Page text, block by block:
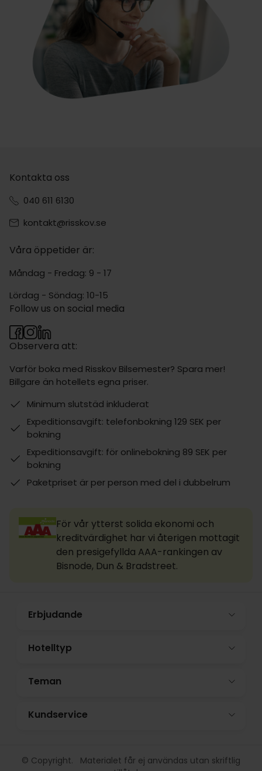
Kontakta oss
040 611 6130
kontakt@risskov.se
Våra öppetider är:
Måndag - Fredag: 9 - 17
Lördag - Söndag: 10-15
Observera att:
Varför boka med Risskov Bilsemester? Spara mer!
Billgare än hotellets egna priser.
Minimum slutstäd inkluderat
Expeditionsavgift: telefonbokning 129 SEK per
bokning
Expeditionsavgift: för onlinebokning 89 SEK per
bokning
Paketpriset är per person med del i dubbelrum
Follow us on social media
För vår ytterst solida ekonomi och
kreditvärdighet har vi återigen mottagit
den presigefyllda AAA-rankingen av
Bisnode, Dun & Bradstreet.
Erbjudande
Hotelltyp
Teman
Kundservice
© Copyright. Materialet får ej användas utan skriftlig